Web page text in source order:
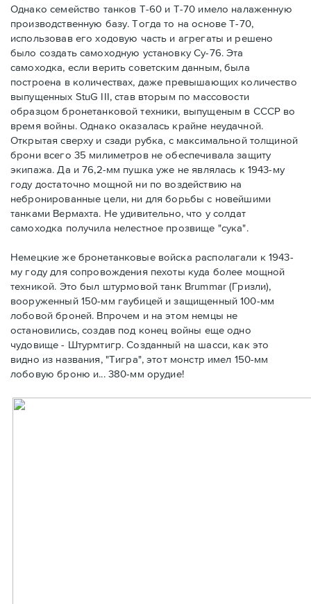
Однако семейство танков Т-60 и Т-70 имело налаженную
производственную базу. Тогда то на основе Т-70,
использовав его ходовую часть и агрегаты и решено
было создать самоходную установку Су-76. Эта
самоходка, если верить советским данным, была
построена в количествах, даже превышающих количество
выпущенных StuG III, став вторым по массовости
образцом бронетанковой техники, выпущеным в СССР во
время войны. Однако оказалась крайне неудачной.
Открытая сверху и сзади рубка, с максимальной толщиной
брони всего 35 милиметров не обеспечивала защиту
экипажа. Да и 76,2-мм пушка уже не являлась к 1943-му
году достаточно мощной ни по воздействию на
небронированные цели, ни для борьбы с новейшими
танками Вермахта. Не удивительно, что у солдат
самоходка получила нелестное прозвище "сука".
Немецкие же бронетанковые войска располагали к 1943-
му году для сопровождения пехоты куда более мощной
техникой. Это был штурмовой танк Brummar (Гризли),
вооруженный 150-мм гаубицей и защищенный 100-мм
лобовой броней. Впрочем и на этом немцы не
остановились, создав под конец войны еще одно
чудовище - Штурмтигр. Созданный на шасси, как это
видно из названия, "Тигра", этот монстр имел 150-мм
лобовую броню и... 380-мм орудие!